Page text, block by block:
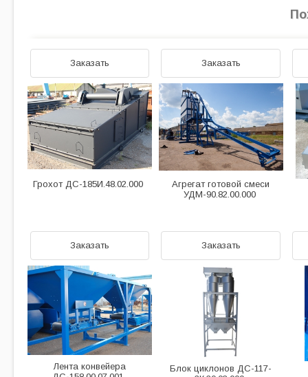
Заказать
Грохот ДС-185И.48.02.000
Заказать
Агрегат готовой смеси
УДМ-90.82.00.000
Заказать
Лента конвейера
Заказать
Блок циклонов ДС-117-